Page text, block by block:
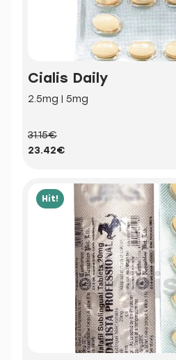
Cialis Daily
2.5mg | 5mg
31.15€
23.42€
Hit!